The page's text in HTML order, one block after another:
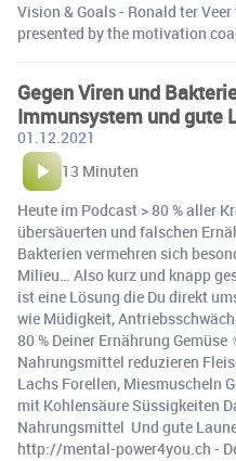
Vision & Goals - Ronald ter
presented by the motivation
Gegen Viren und
Immunsystem und gute
01.12.2021
13 Minuten
Heute im Podcast > 80 % aller
übersäuerten und falschen
Bakterien vermehren sich
Milieu… Also kurz und knapp
ist eine Lösung die Du direkt
wie Müdigkeit,
80 % Deiner Ernährung
Nahrungsmittel reduzieren
Lachs Forellen, Miesmuscheln
mit Kohlensäure Süssigkeiten
Nahrungsmittel ️ Und gute
http://mental-power4you.ch -